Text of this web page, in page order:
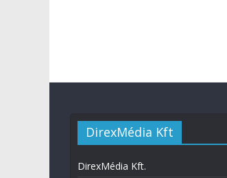
DirexMédia Kft
DirexMédia Kft.